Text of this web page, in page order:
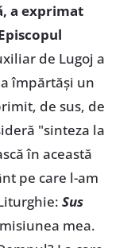
a exprimat
de Lugoj a
împărtăși un
de sus, de
"sinteza la
în această
pe care l-am
Sus
mea.